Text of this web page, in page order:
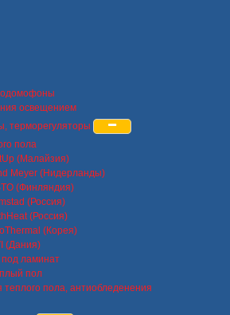
освещением
терморегуляторы
пола
(Малайзия)
Meyer (Нидерланды)
(Финляндия)
(Россия)
(Россия)
(Корея)
(Дания)
ламинат
пол
теплого пола, антиобледенения